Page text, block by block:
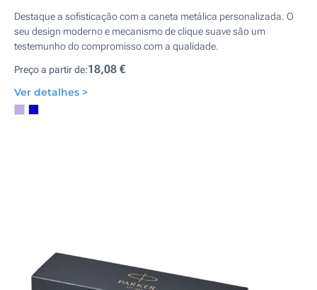
Destaque a sofisticação com a caneta metálica personalizada. O
seu design moderno e mecanismo de clique suave são um
testemunho do compromisso com a qualidade.
Preço a partir de:18,08 €
Ver detalhes >